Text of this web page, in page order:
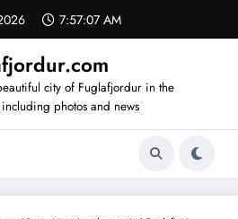
7:57:07 AM
city of Fuglafjordur in the
photos and news